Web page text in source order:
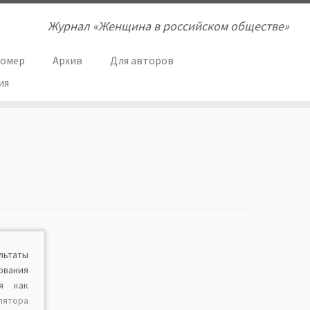
Журнал «Женщина в российском обществе»
Архив
Для авторов
как